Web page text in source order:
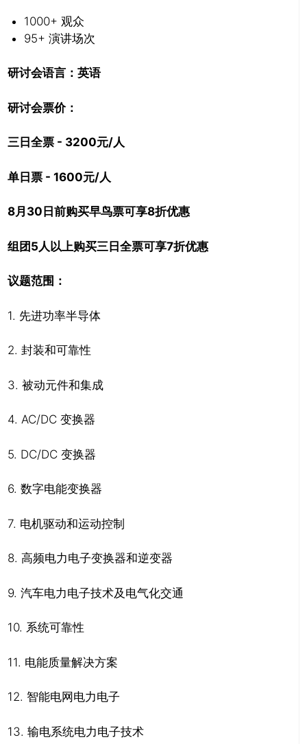
1000+ 观众
95+ 演讲场次
研讨会语言：英语
研讨会票价：
三日全票 - 3200元/人
单日票 - 1600元/人
8月30日前购买早鸟票可享8折优惠
组团5人以上购买三日全票可享7折优惠
议题范围：
1. 先进功率半导体
2. 封装和可靠性
3. 被动元件和集成
4. AC/DC 变换器
5. DC/DC 变换器
6. 数字电能变换器
7. 电机驱动和运动控制
8. 高频电力电子变换器和逆变器
9. 汽车电力电子技术及电气化交通
10. 系统可靠性
11. 电能质量解决方案
12. 智能电网电力电子
13. 输电系统电力电子技术